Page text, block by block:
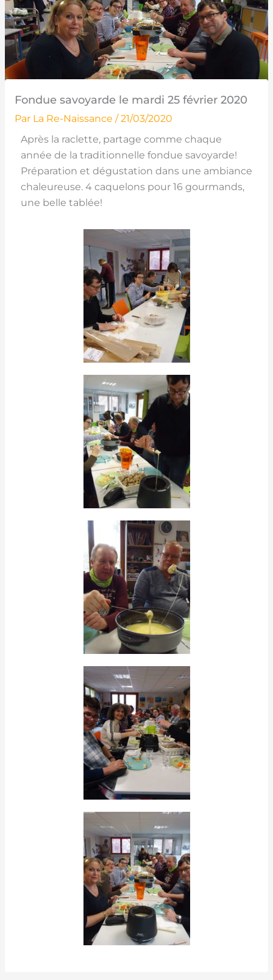
Fondue savoyarde le mardi 25 février 2020
Par La Re-Naissance /21/03/2020
Après la raclette, partage comme chaque
année de la traditionnelle fondue savoyarde!
Préparation et dégustation dans une ambiance
chaleureuse. 4 caquelons pour 16 gourmands,
une belle tablée!